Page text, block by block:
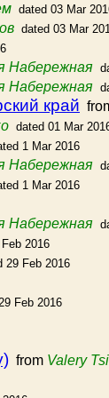
dated 03 Mar
dated 03 Mar
Набережная
Набережная
край
dated 01 Mar
1 Mar 2016
Набережная
1 Mar 2016
Набережная
2016
29 Feb 2016
Feb 2016
from Valery